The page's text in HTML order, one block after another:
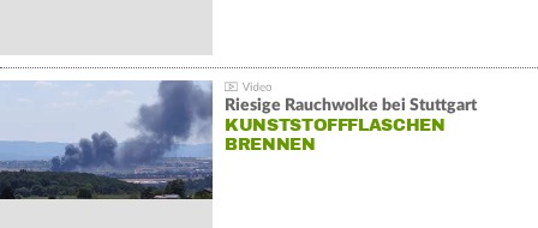
Riesige Rauchwolke bei Stuttgart
KUNSTSTOFFFLASCHEN
BRENNEN